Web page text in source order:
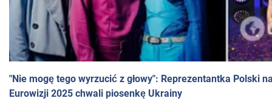
"Nie mogę tego wyrzucić z głowy": Reprezentantka Polski
Eurowizji 2025 chwali piosenkę Ukrainy